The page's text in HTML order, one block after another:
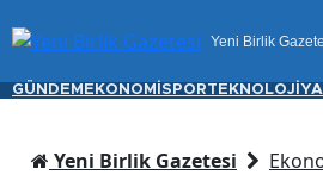
Yeni Birlik
GÜNDEM EKONOMİ SPORTEKNOLOJİ
Yeni Birlik Gazetesi